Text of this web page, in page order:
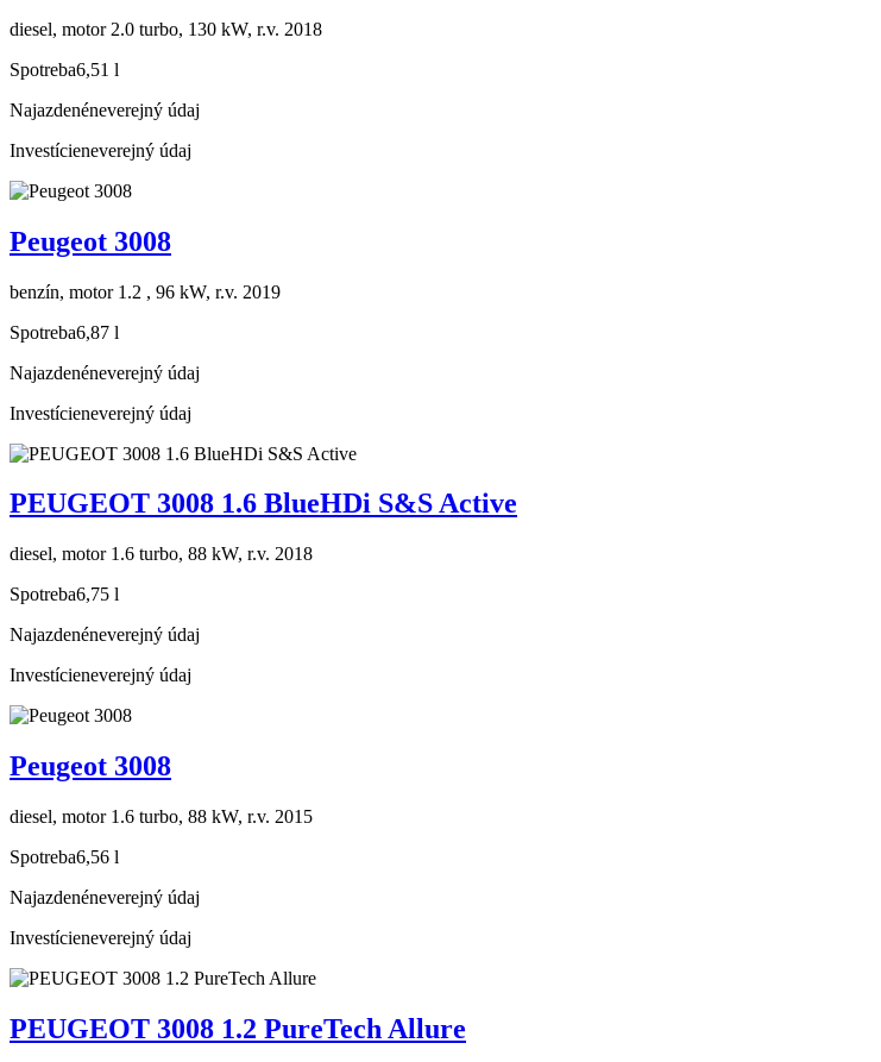
diesel, motor 2.0 turbo, 130 kW, r.v. 2018
Spotreba6,51 l
Najazdenéneverejný údaj
Investícieneverejný údaj
Peugeot 3008
benzín, motor 1.2 , 96 kW, r.v. 2019
Spotreba6,87 l
Najazdenéneverejný údaj
Investícieneverejný údaj
PEUGEOT 3008 1.6 BlueHDi S&S Active
diesel, motor 1.6 turbo, 88 kW, r.v. 2018
Spotreba6,75 l
Najazdenéneverejný údaj
Investícieneverejný údaj
Peugeot 3008
diesel, motor 1.6 turbo, 88 kW, r.v. 2015
Spotreba6,56 l
Najazdenéneverejný údaj
Investícieneverejný údaj
PEUGEOT 3008 1.2 PureTech Allure